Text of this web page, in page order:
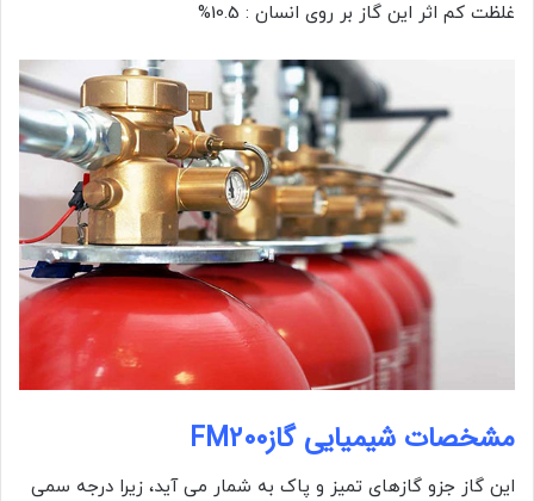
غلظت کم اثر این گاز بر روی انسان : 10.5%
مشخصات شیمیایی گازFM200
این گاز جزو گازهای تمیز و پاک به شمار می آید، زیرا درجه سمی